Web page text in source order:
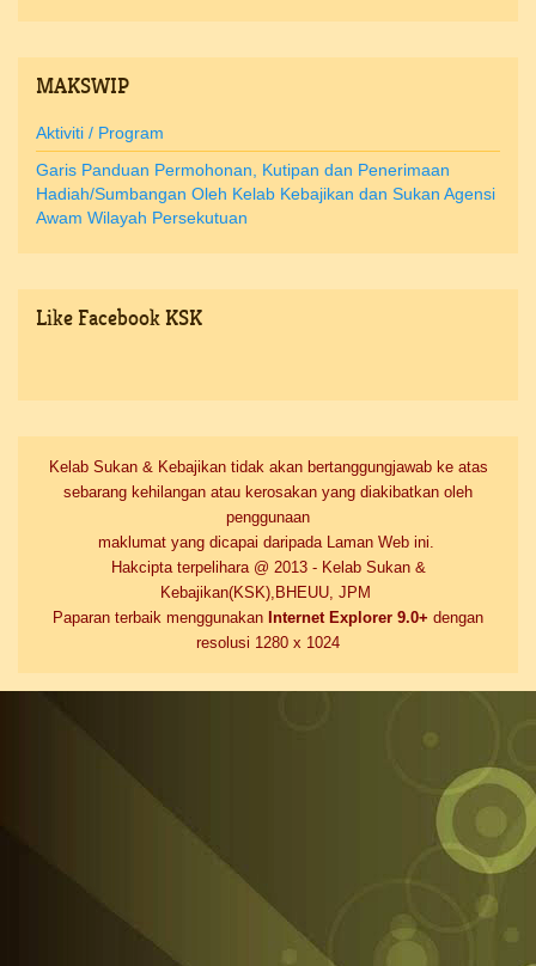
MAKSWIP
Aktiviti / Program
Garis Panduan Permohonan, Kutipan dan Penerimaan
Hadiah/Sumbangan Oleh Kelab Kebajikan dan Sukan Agensi
Awam Wilayah Persekutuan
LikeFacebook KSK
Kelab Sukan & Kebajikan tidak akan bertanggungjawab ke atas
sebarang kehilangan atau kerosakan yang diakibatkan oleh
penggunaan
maklumat yang dicapai daripada Laman Web ini.
Hakcipta terpelihara @ 2013 - Kelab Sukan &
Kebajikan(KSK),BHEUU, JPM
Paparan terbaik menggunakan Internet Explorer 9.0+ dengan
resolusi 1280 x 1024